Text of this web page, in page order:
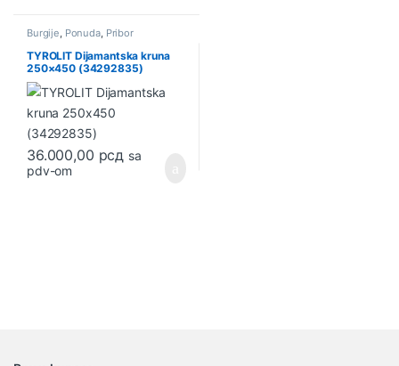
Burgije, Ponuda, Pribor
TYROLIT Dijamantska kruna
250×450 (34292835)
36.000,00 рсд sa
pdv-om